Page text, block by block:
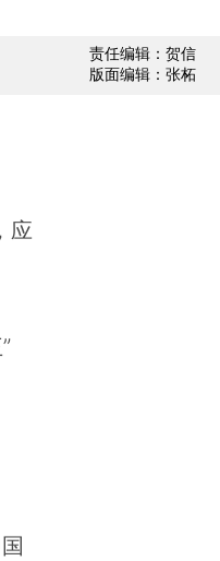
责任编辑：贺信
版面编辑：张柘
应